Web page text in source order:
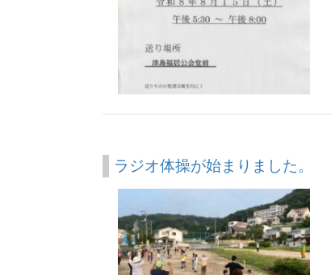
ラジオ体操が始まりました。